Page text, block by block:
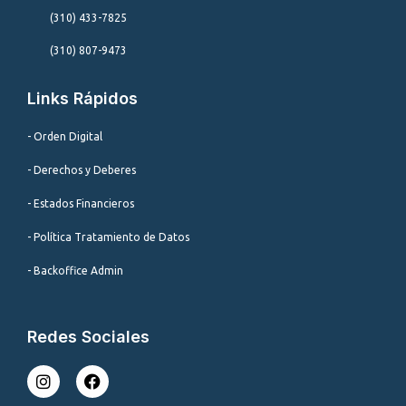
(310) 433-7825
(310) 807-9473
Links Rápidos
- Orden Digital
- Derechos y Deberes
- Estados Financieros
- Política Tratamiento de Datos
- Backoffice Admin
Redes Sociales
I
n
F
a